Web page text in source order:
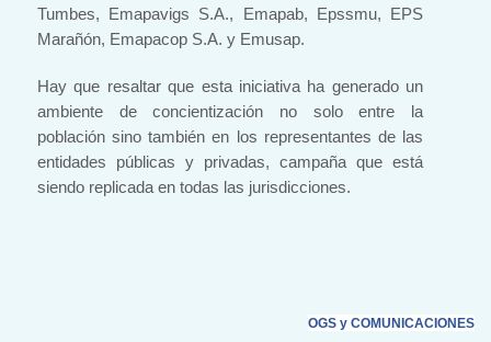
Tumbes, Emapavigs S.A., Emapab, Epssmu, EPS
Marañón, Emapacop S.A. y Emusap.
Hay que resaltar que esta iniciativa ha generado un
ambiente de concientización no solo entre la
población sino también en los representantes de las
entidades públicas y privadas, campaña que está
siendo replicada en todas las jurisdicciones.
OGS y COMUNICACIONES